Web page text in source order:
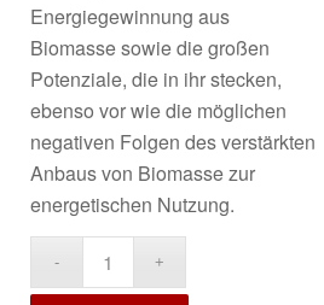
Energiegewinnung aus
Biomasse sowie die großen
Potenziale, die in ihr stecken,
ebenso vor wie die möglichen
negativen Folgen des verstärkten
Anbaus von Biomasse zur
energetischen Nutzung.